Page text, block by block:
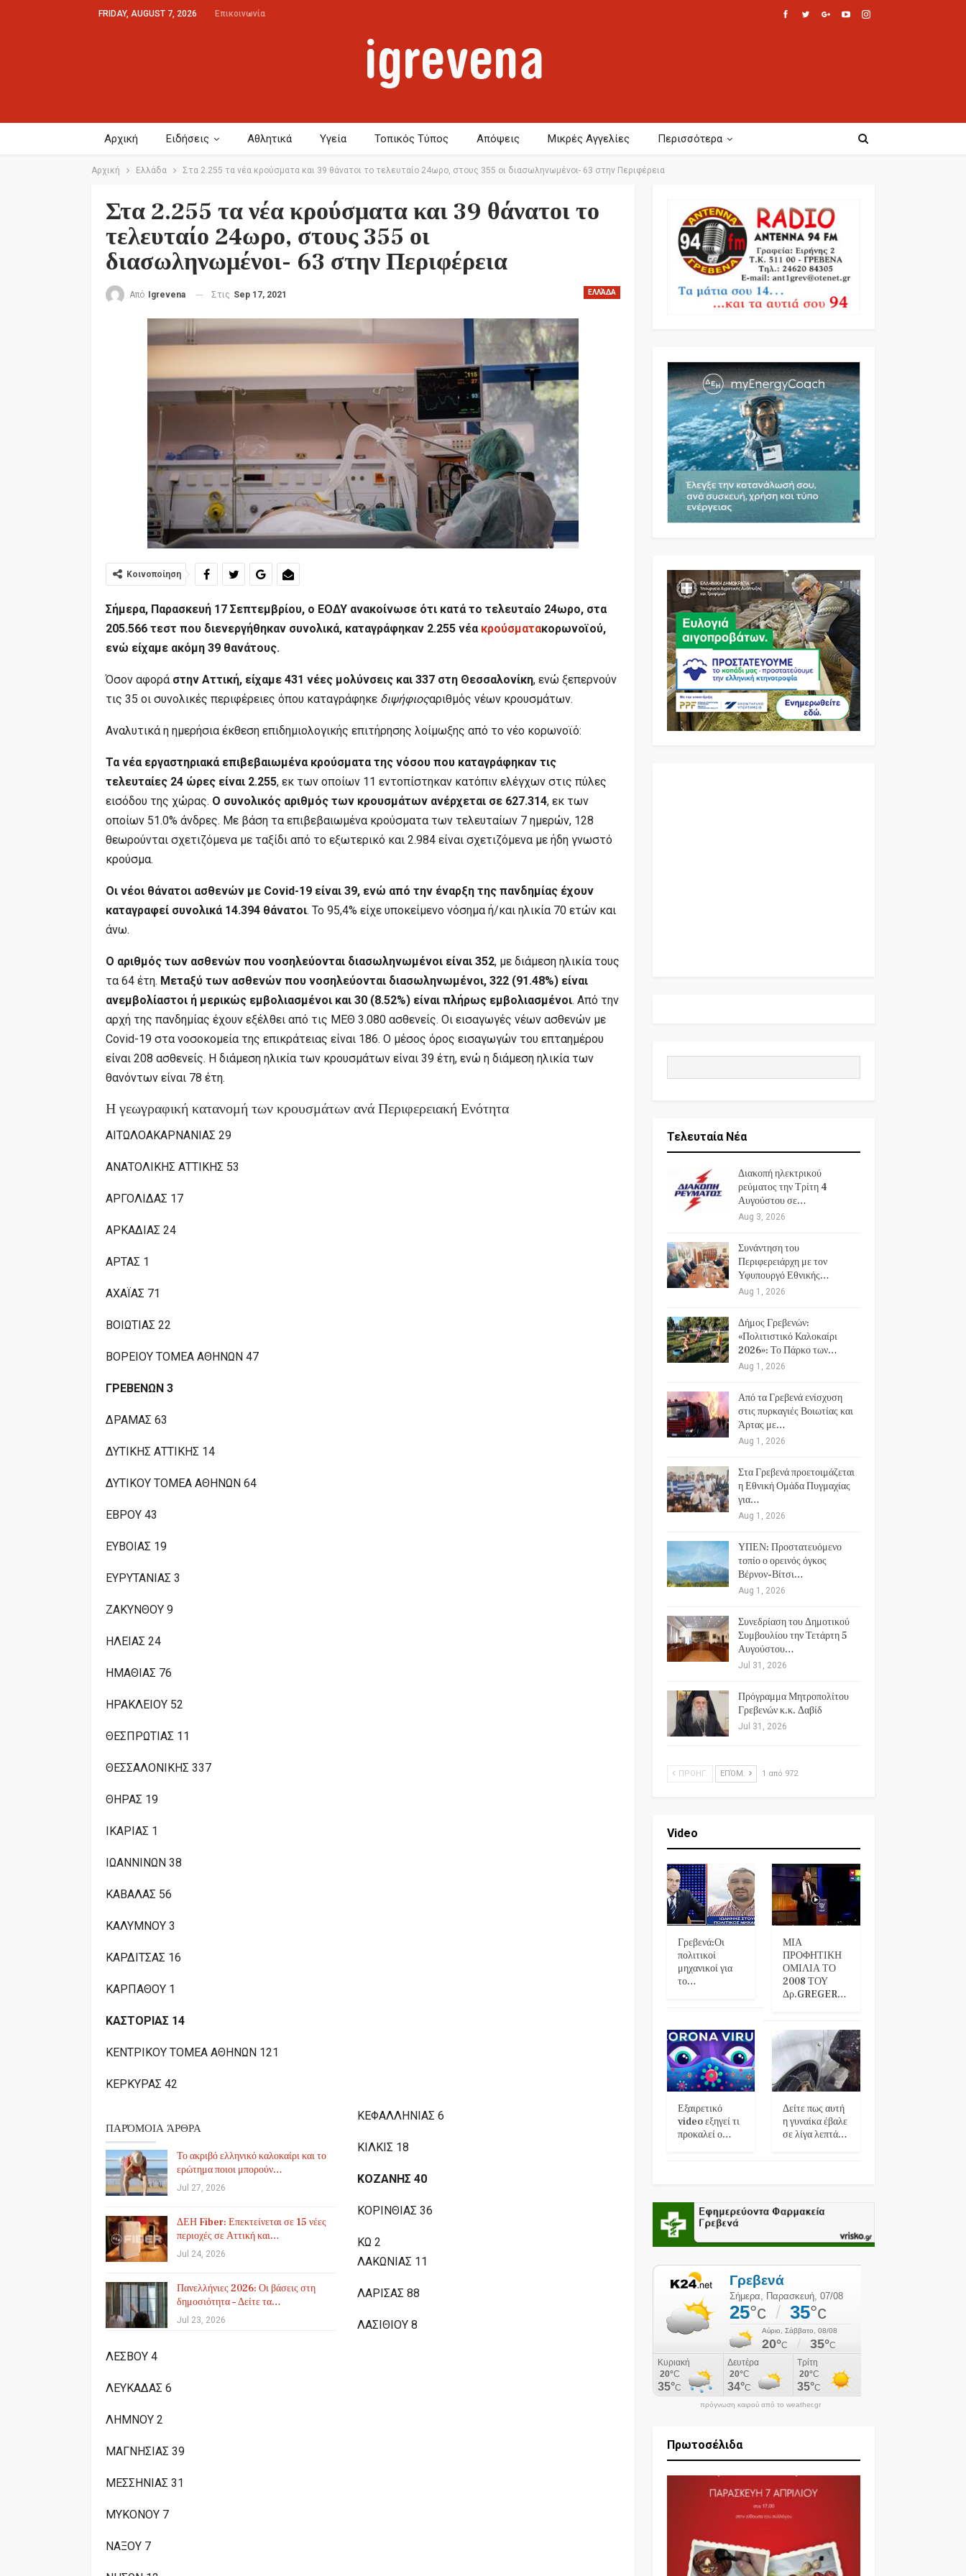
FRIDAY, AUGUST 7, 2026 Επικοινωνία
Αρχική Ειδήσεις Αθλητικά Υγεία Τοπικός Τύπος Απόψεις Μικρές Αγγελίες Περισσότερα
Αρχική Ελλάδα Στα 2.255 τα νέα κρούσματα και 39 θάνατοι το τελευταίο 24ωρο, στους 355 οι διασωληνωμένοι- 63 στην Περιφέρεια
Στα 2.255 τα νέα κρούσματα και 39 θάνατοι το
τελευταίο 24ωρο, στους 355 οι
διασωληνωμένοι- 63 στην Περιφέρεια
ΕΛΛΆΔΑ
Από Igrevena Στις Sep 17, 2021
Κοινοποίηση
Σήμερα, Παρασκευή 17 Σεπτεμβρίου, ο ΕΟΔΥ ανακοίνωσε ότι κατά το τελευταίο 24ωρο, στα
205.566 τεστ που διενεργήθηκαν συνολικά, καταγράφηκαν 2.255 νέα κρούσματακορωνοϊού,
ενώ είχαμε ακόμη 39 θανάτους.
Όσον αφορά στην Αττική, είχαμε 431 νέες μολύνσεις και 337 στη Θεσσαλονίκη, ενώ ξεπερνούν
τις 35 οι συνολικές περιφέρειες όπου καταγράφηκε διψήφιοςαριθμός νέων κρουσμάτων.
Αναλυτικά η ημερήσια έκθεση επιδημιολογικής επιτήρησης λοίμωξης από το νέο κορωνοϊό:
Τα νέα εργαστηριακά επιβεβαιωμένα κρούσματα της νόσου που καταγράφηκαν τις
τελευταίες 24 ώρες είναι 2.255, εκ των οποίων 11 εντοπίστηκαν κατόπιν ελέγχων στις πύλες
εισόδου της χώρας. Ο συνολικός αριθμός των κρουσμάτων ανέρχεται σε 627.314, εκ των
οποίων 51.0% άνδρες. Με βάση τα επιβεβαιωμένα κρούσματα των τελευταίων 7 ημερών, 128
θεωρούνται σχετιζόμενα με ταξίδι από το εξωτερικό και 2.984 είναι σχετιζόμενα με ήδη γνωστό
κρούσμα.
Οι νέοι θάνατοι ασθενών με Covid-19 είναι 39, ενώ από την έναρξη της πανδημίας έχουν
καταγραφεί συνολικά 14.394 θάνατοι. Το 95,4% είχε υποκείμενο νόσημα ή/και ηλικία 70 ετών και
άνω.
Ο αριθμός των ασθενών που νοσηλεύονται διασωληνωμένοι είναι 352, με διάμεση ηλικία τους
τα 64 έτη. Μεταξύ των ασθενών που νοσηλεύονται διασωληνωμένοι, 322 (91.48%) είναι
ανεμβολίαστοι ή μερικώς εμβολιασμένοι και 30 (8.52%) είναι πλήρως εμβολιασμένοι. Από την
αρχή της πανδημίας έχουν εξέλθει από τις ΜΕΘ 3.080 ασθενείς. Οι εισαγωγές νέων ασθενών με
Covid-19 στα νοσοκομεία της επικράτειας είναι 186. Ο μέσος όρος εισαγωγών του επταημέρου
είναι 208 ασθενείς. Η διάμεση ηλικία των κρουσμάτων είναι 39 έτη, ενώ η διάμεση ηλικία των
θανόντων είναι 78 έτη.
Η γεωγραφική κατανομή των κρουσμάτων ανά Περιφερειακή Ενότητα
ΑΙΤΩΛΟΑΚΑΡΝΑΝΙΑΣ 29
ΑΝΑΤΟΛΙΚΗΣ ΑΤΤΙΚΗΣ 53
ΑΡΓΟΛΙΔΑΣ 17
ΑΡΚΑΔΙΑΣ 24
ΑΡΤΑΣ 1
ΑΧΑΪΑΣ 71
ΒΟΙΩΤΙΑΣ 22
ΒΟΡΕΙΟΥ ΤΟΜΕΑ ΑΘΗΝΩΝ 47
ΓΡΕΒΕΝΩΝ 3
ΔΡΑΜΑΣ 63
ΔΥΤΙΚΗΣ ΑΤΤΙΚΗΣ 14
ΔΥΤΙΚΟΥ ΤΟΜΕΑ ΑΘΗΝΩΝ 64
ΕΒΡΟΥ 43
ΕΥΒΟΙΑΣ 19
ΕΥΡΥΤΑΝΙΑΣ 3
ΖΑΚΥΝΘΟΥ 9
ΗΛΕΙΑΣ 24
ΗΜΑΘΙΑΣ 76
ΗΡΑΚΛΕΙΟΥ 52
ΘΕΣΠΡΩΤΙΑΣ 11
ΘΕΣΣΑΛΟΝΙΚΗΣ 337
ΘΗΡΑΣ 19
ΙΚΑΡΙΑΣ 1
ΙΩΑΝΝΙΝΩΝ 38
ΚΑΒΑΛΑΣ 56
ΚΑΛΥΜΝΟΥ 3
ΚΑΡΔΙΤΣΑΣ 16
ΚΑΡΠΑΘΟΥ 1
ΚΑΣΤΟΡΙΑΣ 14
ΚΕΝΤΡΙΚΟΥ ΤΟΜΕΑ ΑΘΗΝΩΝ 121
ΚΕΡΚΥΡΑΣ 42
ΠΑΡΌΜΟΙΑ ΆΡΘΡΑ
Το ακριβό ελληνικό καλοκαίρι και το
ερώτημα ποιοι μπορούν…
Jul 27, 2026
ΔΕΗ Fiber: Επεκτείνεται σε 15 νέες
περιοχές σε Αττική και…
Jul 24, 2026
Πανελλήνιες 2026: Οι βάσεις στη
δημοσιότητα – Δείτε τα…
Jul 23, 2026
ΚΕΦΑΛΛΗΝΙΑΣ 6
ΚΙΛΚΙΣ 18
ΚΟΖΑΝΗΣ 40
ΚΟΡΙΝΘΙΑΣ 36
ΚΩ 2
ΛΑΚΩΝΙΑΣ 11
ΛΑΡΙΣΑΣ 88
ΛΑΣΙΘΙΟΥ 8
ΛΕΣΒΟΥ 4
ΛΕΥΚΑΔΑΣ 6
ΛΗΜΝΟΥ 2
ΜΑΓΝΗΣΙΑΣ 39
ΜΕΣΣΗΝΙΑΣ 31
ΜΥΚΟΝΟΥ 7
ΝΑΞΟΥ 7
Τελευταία Νέα
Διακοπή ηλεκτρικού
ρεύματος την Τρίτη 4
Αυγούστου σε…
Aug 3, 2026
Συνάντηση του
Περιφερειάρχη με τον
Υφυπουργό Εθνικής…
Aug 1, 2026
Δήμος Γρεβενών:
«Πολιτιστικό Καλοκαίρι
2026»: Το Πάρκο των…
Aug 1, 2026
Από τα Γρεβενά ενίσχυση
στις πυρκαγιές Βοιωτίας και
Άρτας με…
Aug 1, 2026
Στα Γρεβενά προετοιμάζεται
η Εθνική Ομάδα Πυγμαχίας
για…
Aug 1, 2026
ΥΠΕΝ: Προστατευόμενο
τοπίο ο ορεινός όγκος
Βέρνον-Βίτσι…
Aug 1, 2026
Συνεδρίαση του Δημοτικού
Συμβουλίου την Τετάρτη 5
Αυγούστου…
Jul 31, 2026
Πρόγραμμα Μητροπολίτου
Γρεβενών κ.κ. Δαβίδ
Jul 31, 2026
ΠΡΟΗΓ. ΕΠΌΜ. 1 από 972
Video
Γρεβενά:Οι
πολιτικοί
μηχανικοί για
το…
ΜΙΑ
ΠΡΟΦΗΤΙΚΗ
ΟΜΙΛΙΑ ΤΟ
2008 ΤΟΥ
Δρ.GREGER…
Εξαιρετικό
video εξηγεί τι
προκαλεί ο…
Δείτε πως αυτή
η γυναίκα έβαλε
σε λίγα λεπτά…
πρόγνωση καιρού από το weather.gr
Πρωτοσέλιδα